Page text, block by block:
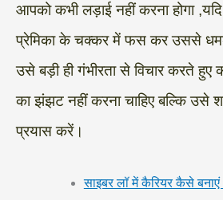
आपको कभी लड़ाई नहीं करना होगा
प्रेमिका के चक्कर में फस कर उससे
उसे बड़ी ही गंभीरता से विचार करते हुए
का झंझट नहीं करना चाहिए बल्कि उसे
प्रयास करें।
साइबर लॉ में कैरियर कैसे